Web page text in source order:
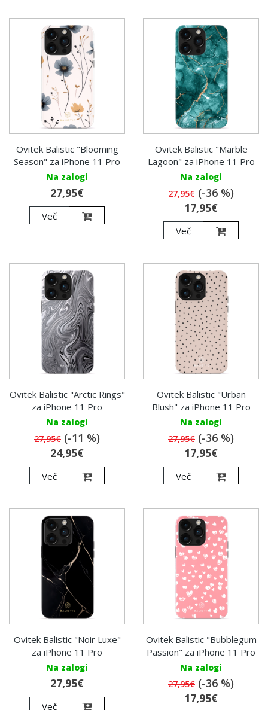
Ovitek Balistic "Blooming
Season" za iPhone 11 Pro
Na zalogi
27,95€
Več
Ovitek Balistic "Marble
Lagoon" za iPhone 11 Pro
Na zalogi
27,95€ (-36 %)
17,95€
Več
Ovitek Balistic "Arctic Rings"
za iPhone 11 Pro
Na zalogi
27,95€ (-11 %)
24,95€
Več
Ovitek Balistic "Urban
Blush" za iPhone 11 Pro
Na zalogi
27,95€ (-36 %)
17,95€
Več
Ovitek Balistic "Noir Luxe"
za iPhone 11 Pro
Na zalogi
27,95€
Več
Ovitek Balistic "Bubblegum
Passion" za iPhone 11 Pro
Na zalogi
27,95€ (-36 %)
17,95€